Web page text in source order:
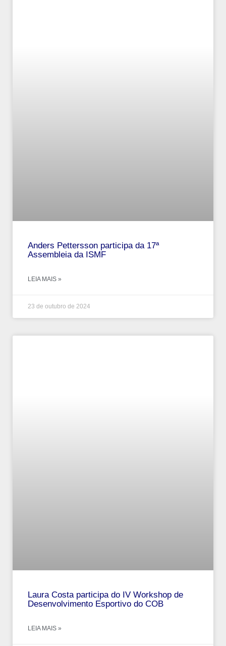
Anders Pettersson participa da 17ª
Assembleia da ISMF
LEIA MAIS »
23 de outubro de 2024
Laura Costa participa do IV Workshop de
Desenvolvimento Esportivo do COB
LEIA MAIS »